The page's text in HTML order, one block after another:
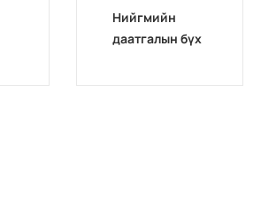
Нийгмийн
даатгалын бүх